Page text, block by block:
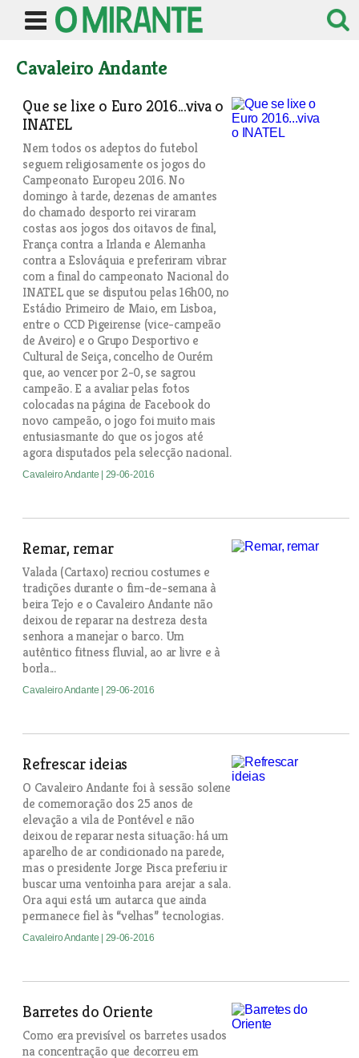
Cavaleiro Andante
Que se lixe o Euro 2016...viva o
INATEL
Nem todos os adeptos do futebol
seguem religiosamente os jogos do
Campeonato Europeu 2016. No
domingo à tarde, dezenas de amantes
do chamado desporto rei viraram
costas aos jogos dos oitavos de final,
França contra a Irlanda e Alemanha
contra a Eslováquia e preferiram vibrar
com a final do campeonato Nacional do
INATEL que se disputou pelas 16h00, no
Estádio Primeiro de Maio, em Lisboa,
entre o CCD Pigeirense (vice-campeão
de Aveiro) e o Grupo Desportivo e
Cultural de Seiça, concelho de Ourém
que, ao vencer por 2-0, se sagrou
campeão. E a avaliar pelas fotos
colocadas na página de Facebook do
novo campeão, o jogo foi muito mais
entusiasmante do que os jogos até
agora disputados pela selecção nacional.
Cavaleiro Andante | 29-06-2016
Remar, remar
Valada (Cartaxo) recriou costumes e
tradições durante o fim-de-semana à
beira Tejo e o Cavaleiro Andante não
deixou de reparar na destreza desta
senhora a manejar o barco. Um
autêntico fitness fluvial, ao ar livre e à
borla...
Cavaleiro Andante | 29-06-2016
Refrescar ideias
O Cavaleiro Andante foi à sessão solene
de comemoração dos 25 anos de
elevação a vila de Pontével e não
deixou de reparar nesta situação: há um
aparelho de ar condicionado na parede,
mas o presidente Jorge Pisca preferiu ir
buscar uma ventoinha para arejar a sala.
Ora aqui está um autarca que ainda
permanece fiel às “velhas” tecnologias.
Cavaleiro Andante | 29-06-2016
Barretes do Oriente
Como era previsível os barretes usados
na concentração que decorreu em